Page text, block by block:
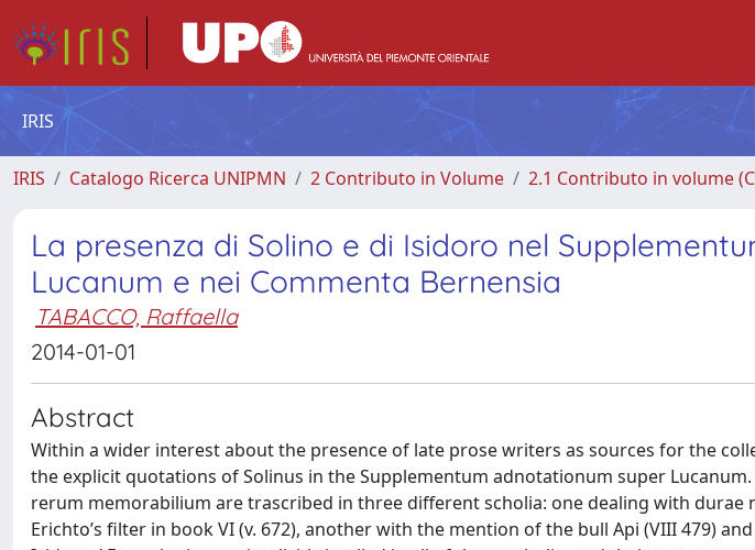
IRIS
IRIS Catalogo Ricerca UNIPMN 2 Contributo in Volume 2.1 Contributo in volume
La presenza di Solino e di Isidoro nel
Lucanum e nei Commenta Bernensia
TABACCO, Raffaella
2014-01-01
Abstract
Within a wider interest about the presence of late prose writers as sources for the
the explicit quotations of Solinus in the Supplementum adnotationum super Lucanum.
rerum memorabilium are trascribed in three different scholia: one dealing with durae
Erichto’s filter in book VI (v. 672), another with the mention of the bull Api (VIII 479)